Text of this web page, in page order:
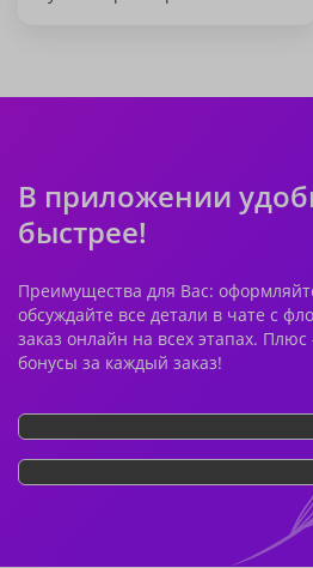
В приложении
быстрее!
Преимущества для Вас:
обсуждайте все детали в чате с
заказ онлайн на всех этапах.
бонусы за каждый заказ!